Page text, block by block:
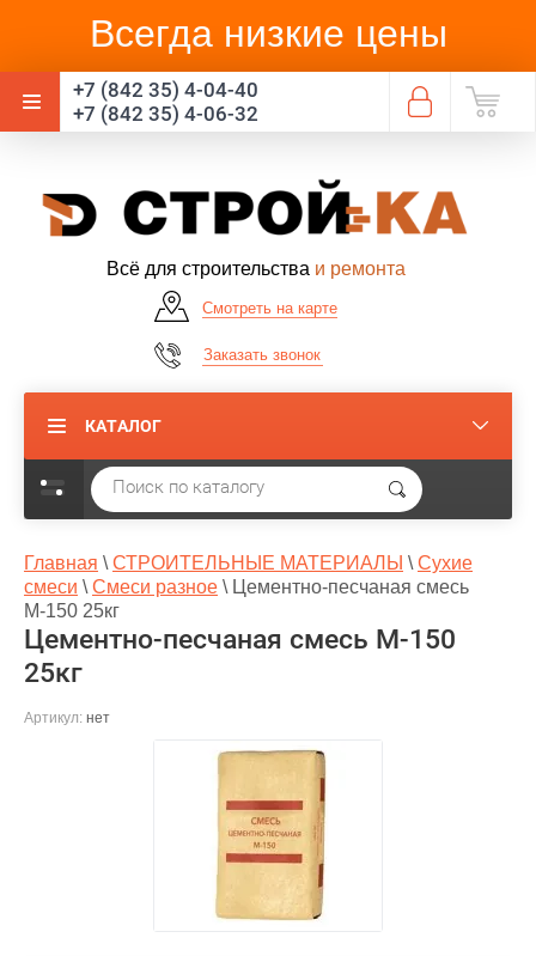
Всегда низкие цены
+7 (842 35) 4-04-40
+7 (842 35) 4-06-32
Всё для строительства и ремонта
Смотреть на карте
Заказать звонок
КАТАЛОГ
Главная \ СТРОИТЕЛЬНЫЕ МАТЕРИАЛЫ \ Сухие
смеси \ Смеси разное \ Цементно-песчаная смесь
М-150 25кг
Цементно-песчаная смесь М-150
25кг
Артикул: нет